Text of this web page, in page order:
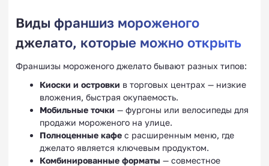
Виды франшиз мороженого
джелато, которые можно открыть
Франшизы мороженого джелато бывают разных типов:
Киоски и островки в торговых центрах — низкие
вложения, быстрая окупаемость.
Мобильные точки — фургоны или велосипеды для
продажи мороженого на улице.
Полноценные кафе с расширенным меню, где
джелато является ключевым продуктом.
Комбинированные форматы — совместное